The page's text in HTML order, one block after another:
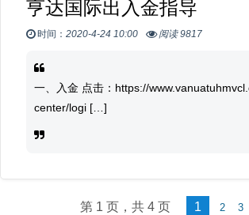
亨达国际出入金指导
时间： 2020-4-24 10:00 阅读 9817
一、入金 点击：https://
center/logi […]
第 1 页，共 4 页 1 2 3